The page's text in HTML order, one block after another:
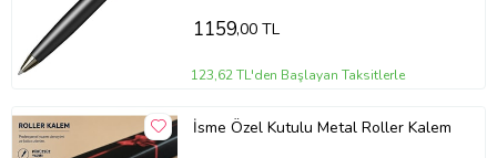
1159,00 TL
123,62 TL'den Başlayan Taksitlerle
İsme Özel Kutulu Metal Roller Kalem